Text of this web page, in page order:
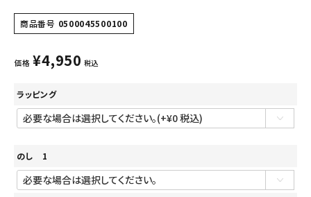
商品番号 0500045500100
価格 ¥4,950 税込
ラッピング
のし 1